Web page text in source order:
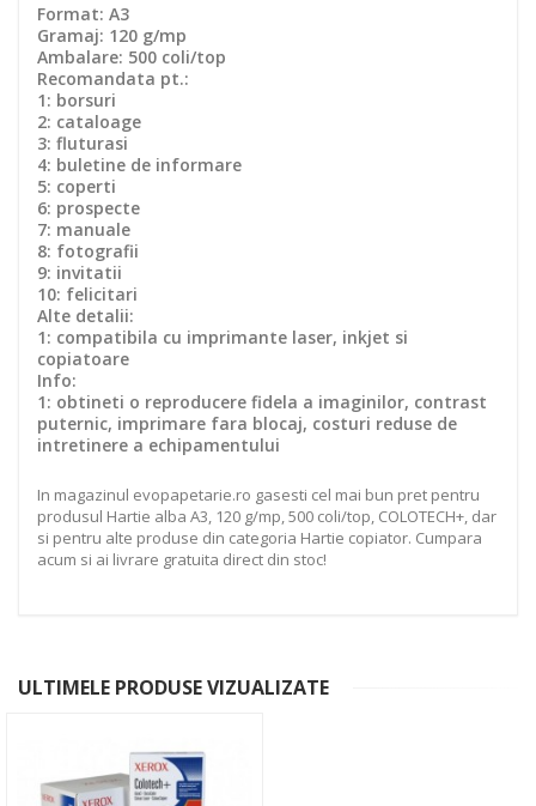
Format: A3
Gramaj: 120 g/mp
Ambalare: 500 coli/top
Recomandata pt.:
1: borsuri
2: cataloage
3: fluturasi
4: buletine de informare
5: coperti
6: prospecte
7: manuale
8: fotografii
9: invitatii
10: felicitari
Alte detalii:
1: compatibila cu imprimante laser, inkjet si
copiatoare
Info:
1: obtineti o reproducere fidela a imaginilor, contrast
puternic, imprimare fara blocaj, costuri reduse de
intretinere a echipamentului
In magazinul evopapetarie.ro gasesti cel mai bun pret pentru
produsul Hartie alba A3, 120 g/mp, 500 coli/top, COLOTECH+, dar
si pentru alte produse din categoria Hartie copiator. Cumpara
acum si ai livrare gratuita direct din stoc!
ULTIMELE PRODUSE VIZUALIZATE